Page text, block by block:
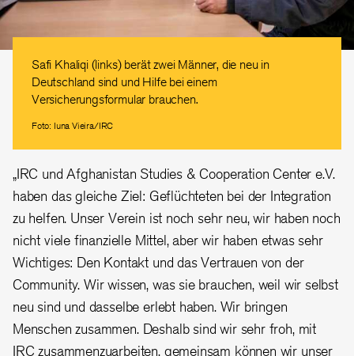
Safi Khaliqi (links) berät zwei Männer, die neu in
Deutschland sind und Hilfe bei einem
Versicherungsformular brauchen.
Foto: Iuna Vieira/IRC
„IRC undAfghanistan Studies & Cooperation Center e.V.
haben das gleiche Ziel: Geflüchteten bei der Integration
zu helfen. Unser Verein ist noch sehr neu, wir haben noch
nicht viele finanzielle Mittel, aber wir haben etwas sehr
Wichtiges: Den Kontakt und das Vertrauen von der
Community. Wir wissen, was sie brauchen, weil wir selbst
neu sind und dasselbe erlebt haben. Wir bringen
Menschen zusammen. Deshalb sind wir sehr froh, mit
IRC zusammenzuarbeiten, gemeinsam können wir unser